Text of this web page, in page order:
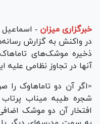
خبرگزاری میزان -
در واکنش به گزارش
ذخیره موشک‌های
آنها در تجاوز نظامی
«اگر آن دو تاماهاوک
شجره طیبه میناب پرتاب
افتخار آن دو موشک